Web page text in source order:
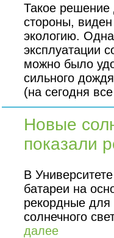
Такое решение
стороны,
экологию.
эксплуатации
можно было
сильного
(на сегодня
Новые
показали
В
батареи на
рекордные для
солнечного
далее